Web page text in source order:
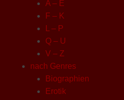
A – E
F – K
L – P
Q – U
V – Z
nach Genres
Biographien
Erotik